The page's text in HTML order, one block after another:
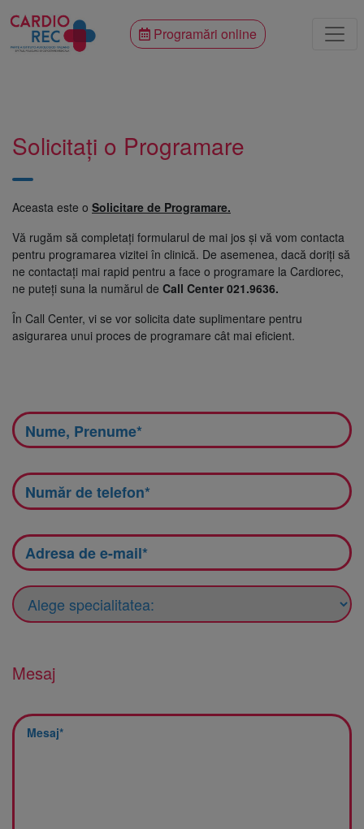
Programări online
Solicitați o Programare
Aceasta este o Solicitare de Programare.
Vă rugăm să completați formularul de mai jos și vă vom contacta
pentru programarea vizitei în clinică. De asemenea, dacă doriți să
ne contactați mai rapid pentru a face o programare la Cardiorec,
ne puteți suna la numărul de Call Center 021.9636.
În Call Center, vi se vor solicita date suplimentare pentru
asigurarea unui proces de programare cât mai eficient.
Mesaj